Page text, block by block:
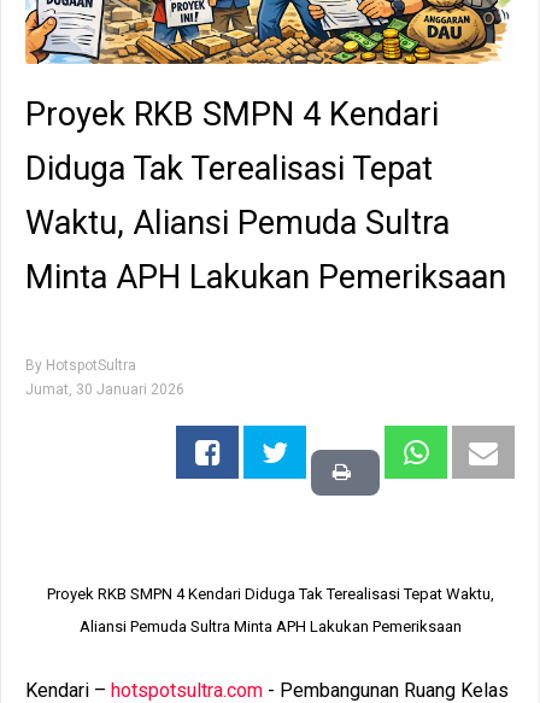
Proyek RKB SMPN 4 Kendari
Diduga Tak Terealisasi Tepat
Waktu, Aliansi Pemuda Sultra
Minta APH Lakukan Pemeriksaan
By HotspotSultra
Jumat, 30 Januari 2026
Proyek RKB SMPN 4 Kendari Diduga Tak Terealisasi Tepat Waktu,
Aliansi Pemuda Sultra Minta APH Lakukan Pemeriksaan
Kendari – hotspotsultra.com - Pembangunan Ruang Kelas